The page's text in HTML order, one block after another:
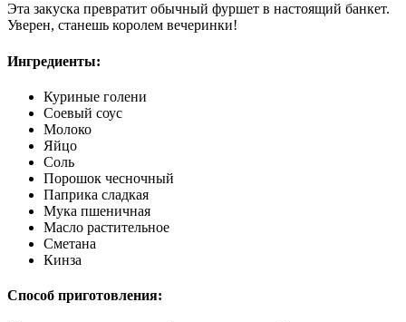
Эта закуска превратит обычный фуршет в настоящий банкет.
Уверен, станешь королем вечеринки!
Ингредиенты:
Куриные голени
Соевый соус
Молоко
Яйцо
Соль
Порошок чесночный
Паприка сладкая
Мука пшеничная
Масло растительное
Сметана
Кинза
Способ приготовления: